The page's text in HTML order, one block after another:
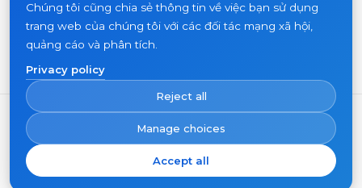
Tin tức
Liên hệ
Nơi mua hàng
Chúng tôi cũng chia sẻ thông tin về việc bạn sử dụng
trang web của chúng tôi với các đối tác mạng xã hội,
quảng cáo và phân tích.
Privacy policy
Reject all
Manage choices
Accept all